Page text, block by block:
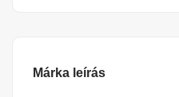
Márka leírás